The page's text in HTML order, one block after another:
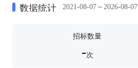
数据统计 2021-08-07～2026-08-07
招标数量
-次